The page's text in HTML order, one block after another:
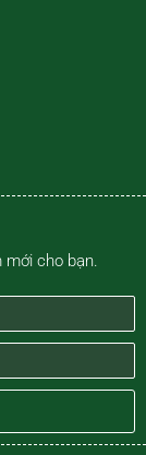
mới cho bạn.